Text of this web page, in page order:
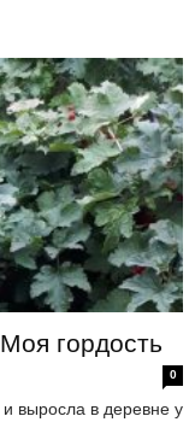
гордость
0
выросла в деревне у